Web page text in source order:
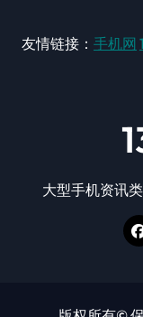
友情链接： 手机网
大型手机资讯